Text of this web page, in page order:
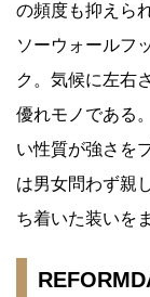
の頻度も抑えら
ソーウォールフ
ク。気候に左右
優れモノである
い性質が強さを
は男女問わず親
ち着いた装いを